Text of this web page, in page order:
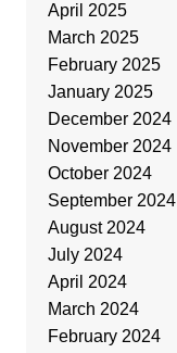
April 2025
March 2025
February 2025
January 2025
December 2024
November 2024
October 2024
September 2024
August 2024
July 2024
April 2024
March 2024
February 2024